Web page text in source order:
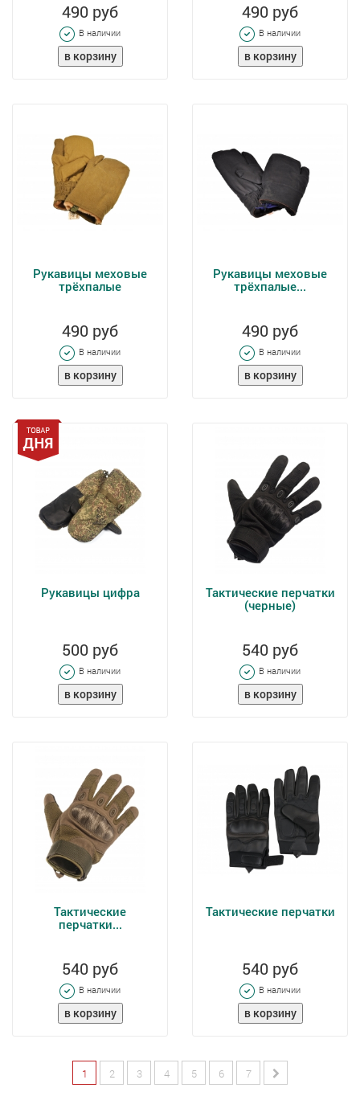
490 руб
В наличии
490 руб
В наличии
Рукавицы меховые
трёхпалые
490 руб
В наличии
Рукавицы меховые
трёхпалые...
490 руб
В наличии
Рукавицы цифра
500 руб
В наличии
Тактические перчатки
(черные)
540 руб
В наличии
Тактические
перчатки...
540 руб
В наличии
Тактические перчатки
540 руб
В наличии
1 2 3 4 5 6 7